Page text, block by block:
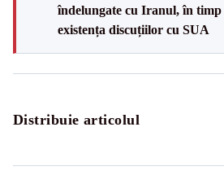
îndelungate cu Iranul, în timp
existența discuțiilor cu SUA
Distribuie articolul